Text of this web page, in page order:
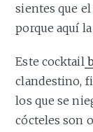
sientes que
porque aquí
Este cocktail
clandestino,
los que se
cócteles son